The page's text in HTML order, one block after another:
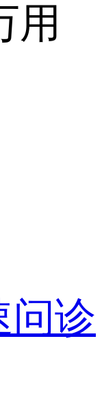
用
问诊